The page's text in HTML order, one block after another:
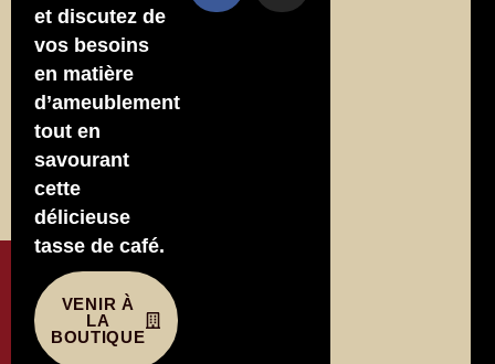
et discutez de
vos besoins
en matière
d’ameublement
tout en
savourant
cette
délicieuse
tasse de café.
VENIR À
LA
BOUTIQUE